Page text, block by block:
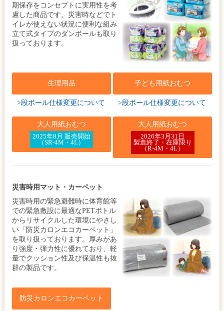
期保存をコンセプトに実用性を考
慮した商品です。災害時などでト
イレが使えない状況に便利な組み
立て式タイプのダンボールも取り
扱っております。
生理用品
>段ボール仕様変更について
子ども用紙おむつ
>段ボール仕様変更について
大人用紙おむつ
2025年8月 販売開始
（SR-4M・4L）
大人用紙おむつ
2026年3月31日
製造終了・在庫限り
（R-4M・4L）
災害時用マット・カーペット
災害時用の緊急避難時に体育館等
での緊急敷設に最適なPETボトル
からリサイクルした環境にやさし
い「防災カロンエコカーペット」
を取り扱っております。厚みがあ
り強度・弾力性に優れており、軽
量でクッション性及び保温性も抜
群の製品です。
防災カロンエコカーペット